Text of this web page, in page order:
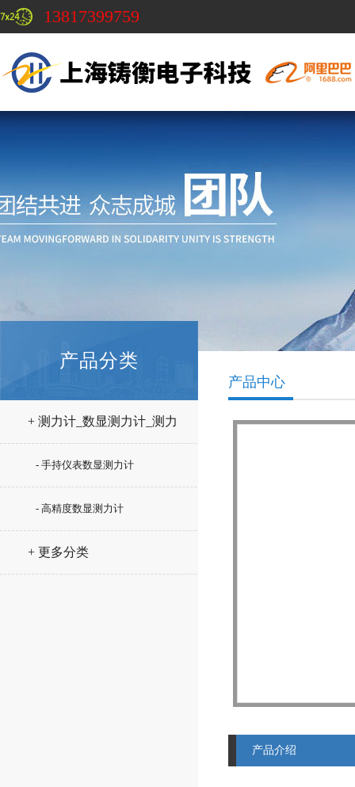
13817399759
产品分类
+ 测力计_数显测力计_测力
- 手持仪表数显测力计
- 高精度数显测力计
+ 更多分类
产品中心
产品介绍